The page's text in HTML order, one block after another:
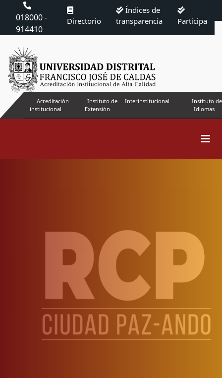
018000 -
914410
Directorio
Índices de
transparencia
Participa
Acreditación
institucional
Instituto de
Extensión
Interinstitucional
Instituto de
Idiomas